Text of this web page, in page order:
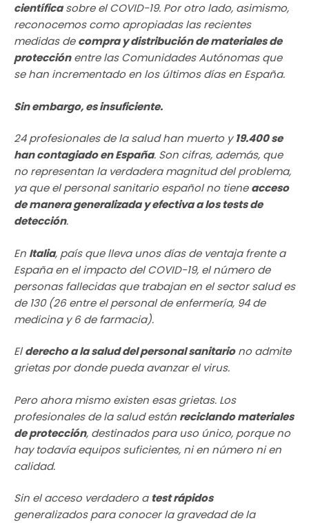
científicasobre el COVID-19. Por otro lado, asimismo,
reconocemos como apropiadas las recientes
medidas decompra y distribución de materiales de
protecciónentre las Comunidades Autónomas que
se han incrementado en los últimos días en España.
Sin embargo, es insuficiente.
24 profesionales de la salud han muerto y19.400 se
han contagiado en España. Son cifras, además, que
no representan la verdadera magnitud del problema,
ya que el personal sanitario español no tieneacceso
de manera generalizada y efectiva a los tests de
detección.
En Italia, país que lleva unos días de ventaja frente a
España en el impacto del COVID-19, el número de
personas fallecidas que trabajan en el sector salud es
de 130 (26 entre el personal de enfermería, 94 de
medicina y 6 de farmacia).
Elderecho a la salud del personal sanitariono admite
grietas por donde pueda avanzar el virus.
Pero ahora mismo existen esas grietas. Los
profesionales de la salud están reciclando materiales
de protección, destinados para uso único, porque no
hay todavía equipos suficientes, ni en número ni en
calidad.
Sin el acceso verdadero a test rápidos
generalizados para conocer la gravedad de la